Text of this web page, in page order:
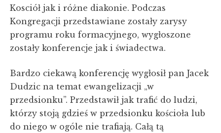
Kosciół jak i różne diakonie. Podczas
Kongregacji przedstawiane zostały zarysy
programu roku formacyjnego, wygłoszone
zostały konferencje jak i świadectwa.
Bardzo ciekawą konferencję wygłosił pan Jacek
Dudzic na temat ewangelizacji „w
przedsionku”. Przedstawił jak trafić do ludzi,
którzy stoją gdzieś w przedsionku kościoła lub
do niego w ogóle nie trafiają. Całą tą